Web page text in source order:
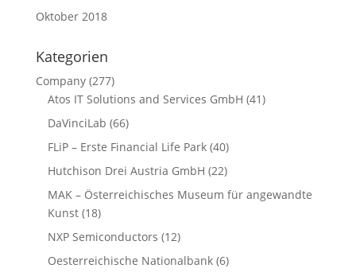
Oktober 2018
Kategorien
Company(277)
Atos IT Solutions and Services GmbH (41)
DaVinciLab (66)
FLiP – Erste Financial Life Park(40)
Hutchison Drei Austria GmbH (22)
MAK – Österreichisches Museum für angewandte
Kunst(18)
NXP Semiconductors (12)
Oesterreichische Nationalbank(6)